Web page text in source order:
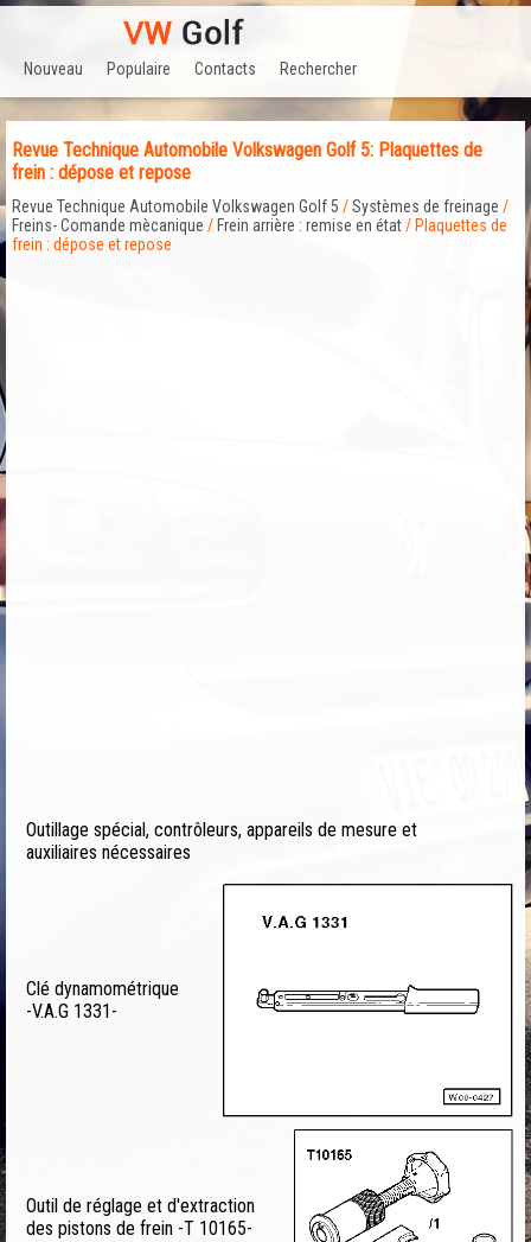
Nouveau Populaire Contacts Rechercher
Revue Technique Automobile Volkswagen Golf 5: Plaquettes de
frein : dépose et repose
Revue Technique Automobile Volkswagen Golf 5 /Systèmes de freinage /
Freins- Comande mècanique / Frein arrière : remise en état/ Plaquettes de
frein : dépose et repose
Outillage spécial, contrôleurs, appareils de mesure et
auxiliaires nécessaires
Clé dynamométrique
-V.A.G 1331-
Outil de réglage et d'extraction
des pistons de frein -T 10165-